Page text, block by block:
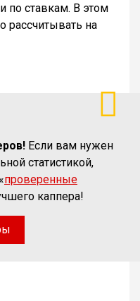
по ставкам. В этом
рассчитывать на
Если вам нужен
статистикой,
проверенные
каппера!